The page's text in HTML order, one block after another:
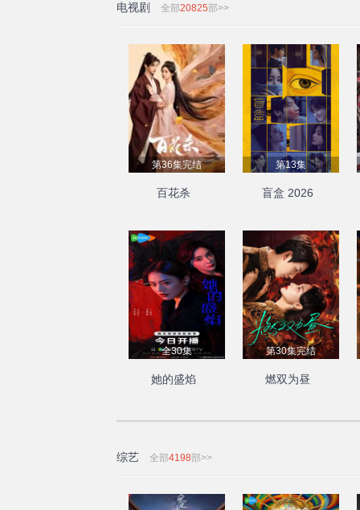
电视剧 全部20825部>>
第36集完结
百花杀
第13集
盲盒 2026
全30集
她的盛焰
第30集完结
燃双为昼
综艺 全部4198部>>